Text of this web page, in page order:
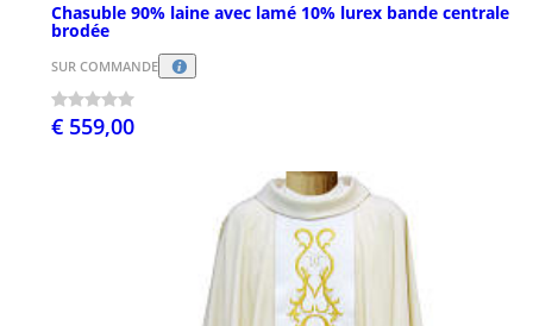
Chasuble 90% laine avec lamé 10% lurex bande centrale
brodée
SUR COMMANDE
€ 559,00